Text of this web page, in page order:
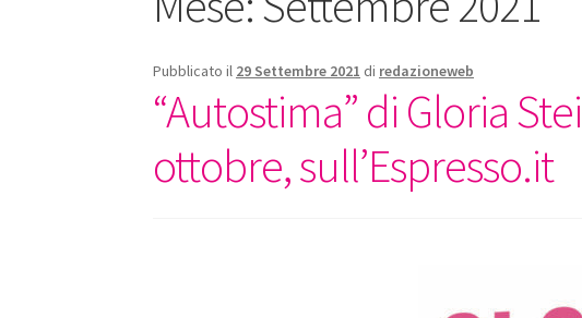
Pubblicato il 29 Settembre 2021 di redazioneweb
“Autostima” di Gloria
ottobre, sull’Espresso.it